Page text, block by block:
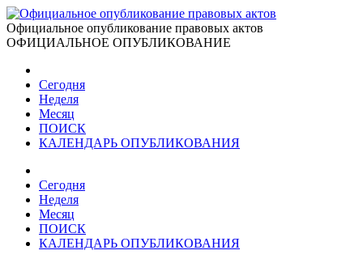
Официальное опубликование правовых актов
ОФИЦИАЛЬНОЕ ОПУБЛИКОВАНИЕ
Сегодня
Неделя
Месяц
ПОИСК
КАЛЕНДАРЬ ОПУБЛИКОВАНИЯ
Сегодня
Неделя
Месяц
ПОИСК
КАЛЕНДАРЬ ОПУБЛИКОВАНИЯ